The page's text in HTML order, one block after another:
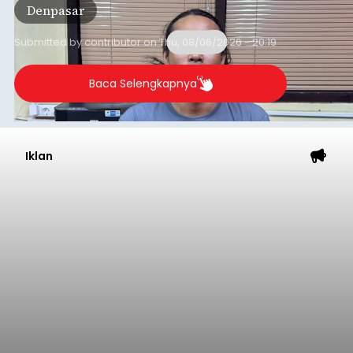
Badung pada Selasa (4/8/2026) malam.
Denpasar
Submitted bycontributoronThu, 08/06/2026 - 20:19
Baca Selengkapnya
Iklan